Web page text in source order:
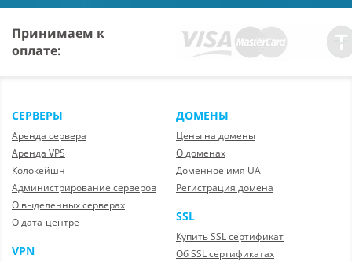
Принимаем к
оплате:
СЕРВЕРЫ
Аренда сервера
Аренда VPS
Колокейшн
Администрирование серверов
О выделенных серверах
О дата-центре
VPN
ДОМЕНЫ
Цены на домены
О доменах
Доменное имя UA
Регистрация домена
SSL
Купить SSL сертификат
Об SSL сертификатах